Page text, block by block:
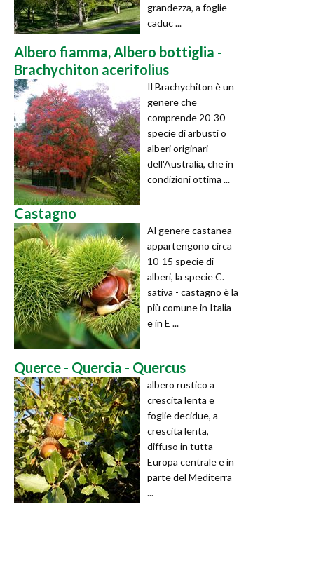
grandezza, a foglie
caduc ...
Albero fiamma, Albero bottiglia -
Brachychiton acerifolius
Il Brachychiton è un
genere che
comprende 20-30
specie di arbusti o
alberi originari
dell'Australia, che in
condizioni ottima ...
Castagno
Al genere castanea
appartengono circa
10-15 specie di
alberi, la specie C.
sativa - castagno è la
più comune in Italia
e in E ...
Querce - Quercia - Quercus
albero rustico a
crescita lenta e
foglie decidue, a
crescita lenta,
diffuso in tutta
Europa centrale e in
parte del Mediterra
...